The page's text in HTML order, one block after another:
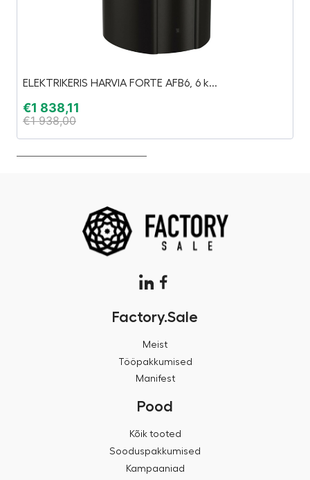
ELEKTRIKERIS HARVIA FORTE AFB6, 6 k...
€1 838,11
€1 938,00
Factory.Sale
Meist
Tööpakkumised
Manifest
Pood
Kõik tooted
Sooduspakkumised
Kampaaniad